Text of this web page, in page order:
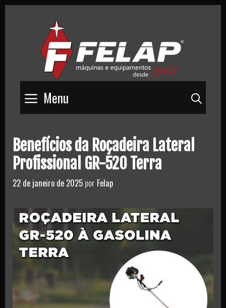
Menu
Benefícios da Roçadeira Lateral
Profissional GR-520 Terra
22 de janeiro de 2025 por Felap